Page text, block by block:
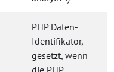
PHP Daten-
Identifikator,
gesetzt, wenn
die PHP